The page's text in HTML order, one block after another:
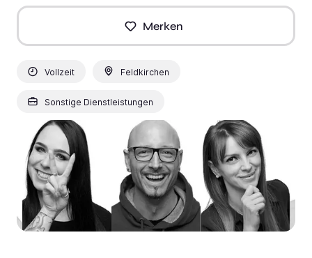
Merken
Vollzeit Feldkirchen
Sonstige Dienstleistungen